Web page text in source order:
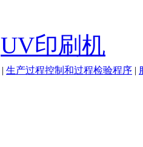
UV印刷机
| 生产过程控制和过程检验程序 |